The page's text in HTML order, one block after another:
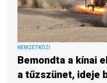
NEMZETKÖZI
Bemondta a kínai
a tűzszünet, ideje